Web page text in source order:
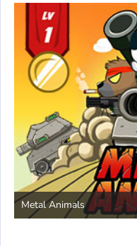
Metal Animals